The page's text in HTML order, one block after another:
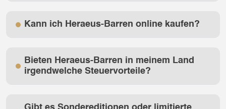
Kann ich Heraeus-Barren online kaufen?
Bieten Heraeus-Barren in meinem Land
irgendwelche Steuervorteile?